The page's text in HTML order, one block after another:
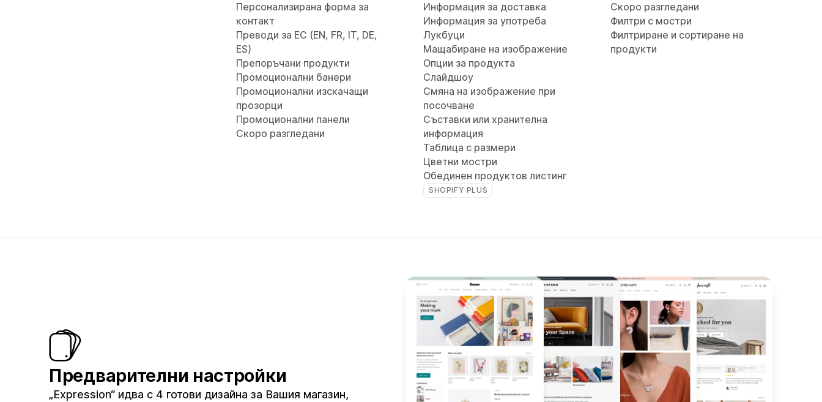
Персонализирана форма за
контакт
Преводи за ЕС (EN, FR, IT, DE,
ES)
Препоръчани продукти
Промоционални банери
Промоционални изскачащи
прозорци
Промоционални панели
Скоро разгледани
Информация за доставка
Информация за употреба
Лукбуци
Мащабиране на изображение
Опции за продукта
Слайдшоу
Смяна на изображение при
посочване
Съставки или хранителна
информация
Таблица с размери
Цветни мостри
Обединен продуктов листинг
SHOPIFY PLUS
Скоро разгледани
Филтри с мостри
Филтриране и сортиране на
продукти
Предварителни настройки
„Expression“ идва с 4 готови дизайна за Вашия магазин,